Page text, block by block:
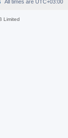
All times are UTC+03:00
Limited